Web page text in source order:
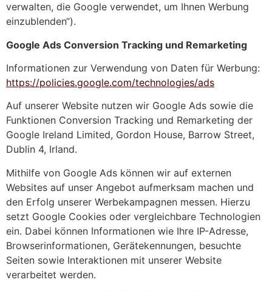
verwalten, die Google verwendet, um Ihnen Werbung
einzublenden“).
Google Ads Conversion Tracking und Remarketing
Informationen zur Verwendung von Daten für Werbung:
https://policies.google.com/technologies/ads
Auf unserer Website nutzen wir Google Ads sowie die
Funktionen Conversion Tracking und Remarketing der
Google Ireland Limited, Gordon House, Barrow Street,
Dublin 4, Irland.
Mithilfe von Google Ads können wir auf externen
Websites auf unser Angebot aufmerksam machen und
den Erfolg unserer Werbekampagnen messen. Hierzu
setzt Google Cookies oder vergleichbare Technologien
ein. Dabei können Informationen wie Ihre IP-Adresse,
Browserinformationen, Gerätekennungen, besuchte
Seiten sowie Interaktionen mit unserer Website
verarbeitet werden.